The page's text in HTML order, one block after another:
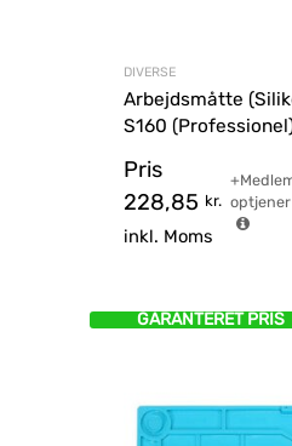
DIVERSE
Arbejdsmåtte
S160
Pris
228,85 kr.
inkl. Moms
GARANTERET PRIS